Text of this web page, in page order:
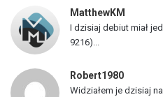
w
MatthewKM
I dzisiaj debiut miał
9216)...
Robert1980
Widziałem je dzisiaj